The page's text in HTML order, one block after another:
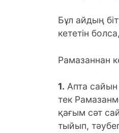
Бұл айдың
кететін
Рамазаннан
1. Апта сайын
тек
қағым сәт
тыйып,